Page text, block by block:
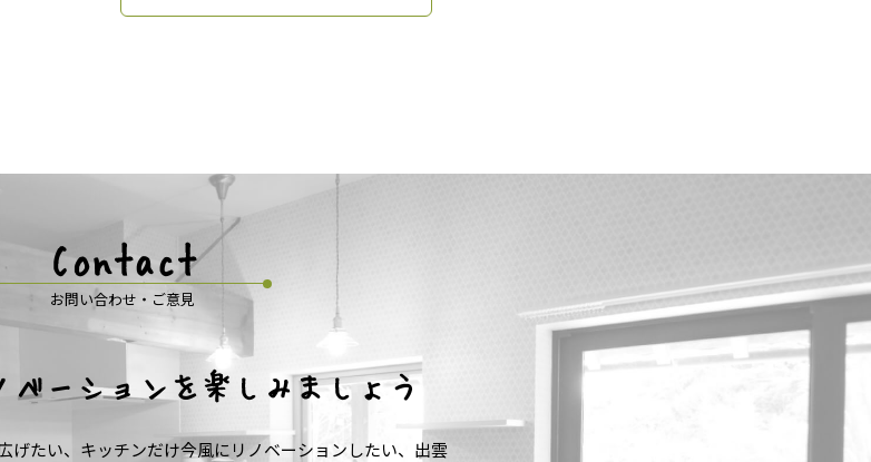
Contact
お問い合わせ・ご意見
ベーションを楽しみましょう
げたい、キッチンだけ今風にリノベーションしたい、出雲